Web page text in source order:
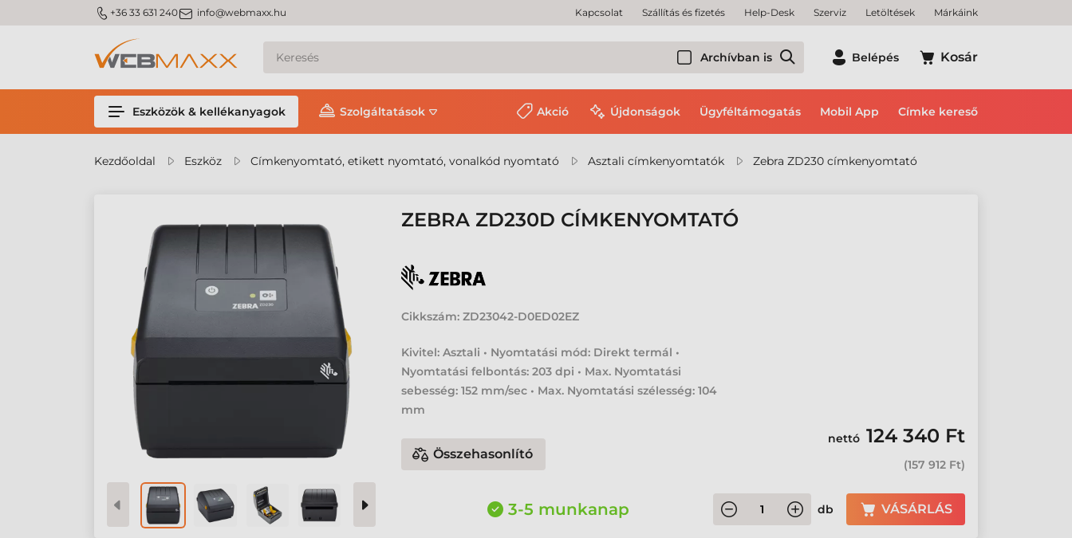
m_phone +36 33 631 240m_email info@webmaxx.hu Kapcsolat Szállítás és fizetés Help-Desk Szerviz Letöltések Márkáink
Archívban is Belépés Kosár
Eszközök & kellékanyagok Szolgáltatások Akció Újdonságok Ügyféltámogatás Mobil App Címke kereső
Kezdőoldal Eszköz Címkenyomtató, etikett nyomtató, vonalkód nyomtató Asztali címkenyomtatók Zebra ZD230 címkenyomtató
ZEBRA ZD230D CÍMKENYOMTATÓ
Cikkszám: ZD23042-D0ED02EZ
Kivitel: Asztali • Nyomtatási mód: Direkt termál •
Nyomtatási felbontás: 203 dpi • Max. Nyomtatási
sebesség: 152 mm/sec • Max. Nyomtatási szélesség: 104
mm
Összehasonlító
nettó 124 340 Ft
(157 912 Ft)
3-5 munkanap db VÁSÁRLÁS